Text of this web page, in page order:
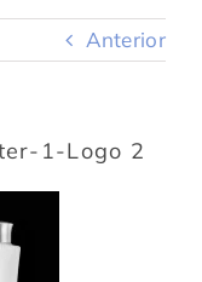
Anterior
1-Logo 2